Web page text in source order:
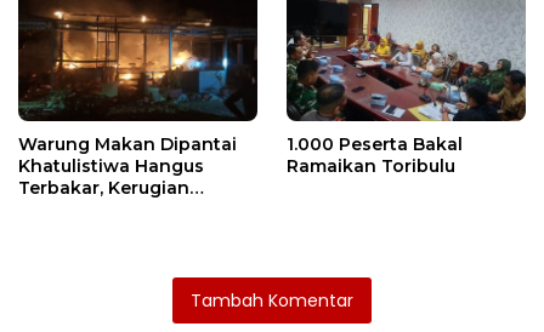
Warung Makan Dipantai
Khatulistiwa Hangus
Terbakar, Kerugian
1.000 Peserta Bakal
Ramaikan Toribulu
Tambah Komentar